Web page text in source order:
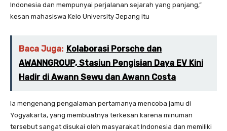
Indonesia dan mempunyai perjalanan sejarah yang panjang,”
kesan mahasiswa Keio University Jepang itu
Baca Juga: Kolaborasi Porsche dan
AWANNGROUP, Stasiun Pengisian Daya EV Kini
Hadir di Awann Sewu dan Awann Costa
Ia mengenang pengalaman pertamanya mencoba jamu di
Yogyakarta, yang membuatnya terkesan karena minuman
tersebut sangat disukai oleh masyarakat Indonesia dan memiliki